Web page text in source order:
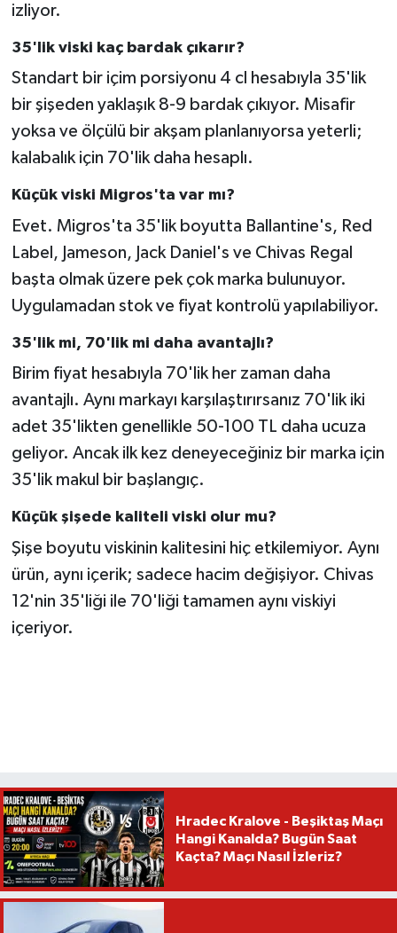
izliyor.
35'lik viski kaç bardak çıkarır?
Standart bir içim porsiyonu 4 cl hesabıyla 35'lik
bir şişeden yaklaşık 8-9 bardak çıkıyor. Misafir
yoksa ve ölçülü bir akşam planlanıyorsa yeterli;
kalabalık için 70'lik daha hesaplı.
Küçük viski Migros'ta var mı?
Evet. Migros'ta 35'lik boyutta Ballantine's, Red
Label, Jameson, Jack Daniel's ve Chivas Regal
başta olmak üzere pek çok marka bulunuyor.
Uygulamadan stok ve fiyat kontrolü yapılabiliyor.
35'lik mi, 70'lik mi daha avantajlı?
Birim fiyat hesabıyla 70'lik her zaman daha
avantajlı. Aynı markayı karşılaştırırsanız 70'lik iki
adet 35'likten genellikle 50-100 TL daha ucuza
geliyor. Ancak ilk kez deneyeceğiniz bir marka için
35'lik makul bir başlangıç.
Küçük şişede kaliteli viski olur mu?
Şişe boyutu viskinin kalitesini hiç etkilemiyor. Aynı
ürün, aynı içerik; sadece hacim değişiyor. Chivas
12'nin 35'liği ile 70'liği tamamen aynı viskiyi
içeriyor.
Hradec Kralove - Beşiktaş Maçı
Hangi Kanalda? Bugün Saat
Kaçta? Maçı Nasıl İzleriz?